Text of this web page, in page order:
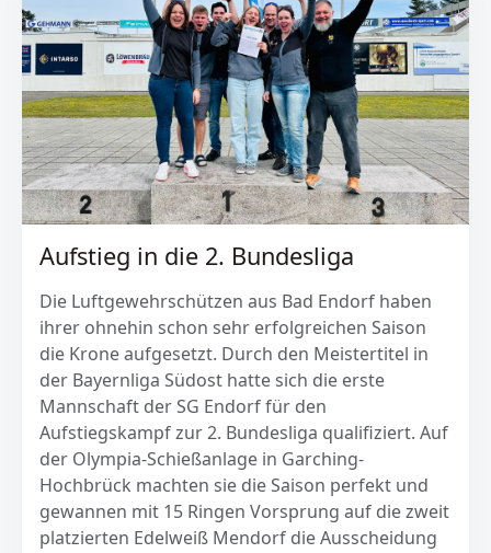
Aufstieg in die 2. Bundesliga
Die Luftgewehrschützen aus Bad Endorf haben
ihrer ohnehin schon sehr erfolgreichen Saison
die Krone aufgesetzt. Durch den Meistertitel in
der Bayernliga Südost hatte sich die erste
Mannschaft der SG Endorf für den
Aufstiegskampf zur 2. Bundesliga qualifiziert. Auf
der Olympia-Schießanlage in Garching-
Hochbrück machten sie die Saison perfekt und
gewannen mit 15 Ringen Vorsprung auf die zweit
platzierten Edelweiß Mendorf die Ausscheidung